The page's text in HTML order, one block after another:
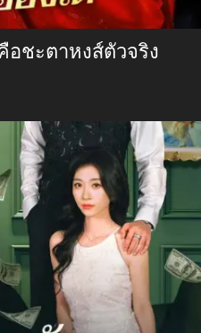
อชะตาหงส์ตัวจริง